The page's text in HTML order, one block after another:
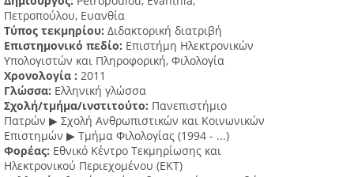
Πετροπούλου, Ευανθία
Τύπος τεκμηρίου: Διδακτορική διατριβή
Επιστημονικό πεδίο: Επιστήμη Ηλεκτρονικών
Υπολογιστών και Πληροφορική, Φιλολογία
Χρονολογία : 2011
Γλώσσα: Ελληνική γλώσσα
Σχολή/τμήμα/ινστιτούτο: Πανεπιστήμιο
Πατρών ▶ Σχολή Ανθρωπιστικών και Κοινωνικών
Επιστημών ▶ Τμήμα Φιλολογίας (1994 - ...)
Φορέας: Εθνικό Κέντρο Τεκμηρίωσης και
Ηλεκτρονικού Περιεχομένου (ΕΚΤ)